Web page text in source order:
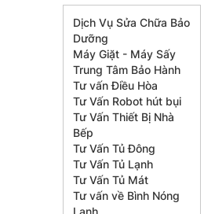
Dịch Vụ Sửa Chữa Bảo
Dưỡng
Máy Giặt - Máy Sấy
Trung Tâm Bảo Hành
Tư vấn Điều Hòa
Tư Vấn Robot hút bụi
Tư Vấn Thiết Bị Nhà
Bếp
Tư Vấn Tủ Đông
Tư Vấn Tủ Lạnh
Tư Vấn Tủ Mát
Tư vấn về Bình Nóng
Lạnh